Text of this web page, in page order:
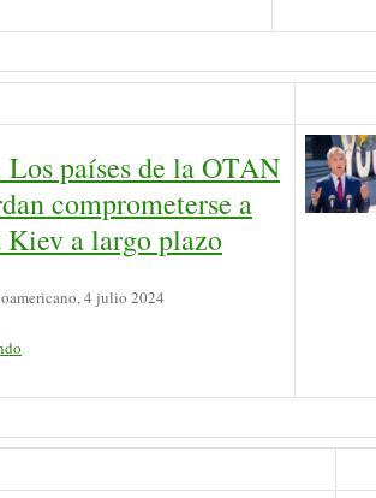
países de la OTAN
comprometerse a
Kiev a largo plazo
4 julio 2024